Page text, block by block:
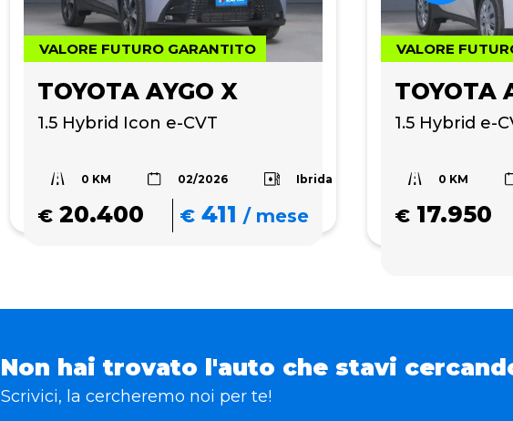
VALORE FUTURO GARANTITO
TOYOTA AYGO X
1.5 Hybrid Icon e-CVT
0 KM 02/2026 Ibrida
€ 20.400 € 411 / mese
VALORE
TOYOTA
1.5 Hybrid e-
0 KM
€ 17.950
Non hai trovato l'auto che stavi
Scrivici, la cercheremo noi per te!